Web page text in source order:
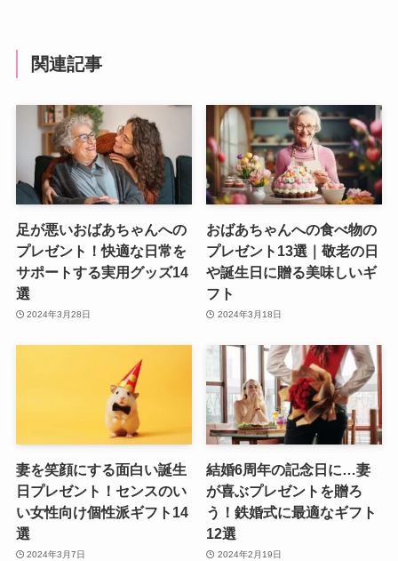
関連記事
足が悪いおばあちゃんへの
プレゼント！快適な日常を
サポートする実用グッズ14
選
2024年3月28日
おばあちゃんへの食べ物の
プレゼント13選｜敬老の日
や誕生日に贈る美味しいギ
フト
2024年3月18日
妻を笑顔にする面白い誕生
日プレゼント！センスのい
い女性向け個性派ギフト14
選
2024年3月7日
結婚6周年の記念日に…妻
が喜ぶプレゼントを贈ろ
う！鉄婚式に最適なギフト
12選
2024年2月19日